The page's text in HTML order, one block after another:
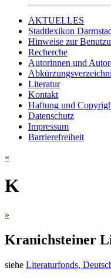
AKTUELLES
Stadtlexikon
Hinweise zur
Recherche
Autorinnen und
Literatur
Kontakt
Haftung und
Datenschutz
Impressum
Barrierefreiheit
«
K
»
Kranichsteiner
siehe Literaturfonds,